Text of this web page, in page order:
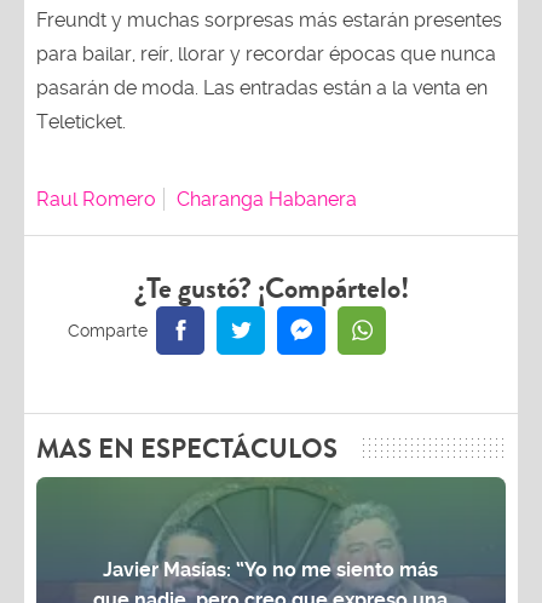
Freundt y muchas sorpresas más estarán presentes
para bailar, reír, llorar y recordar épocas que nunca
pasarán de moda. Las entradas están a la venta en
Teleticket.
Raul Romero Charanga Habanera
¿Te gustó? ¡Compártelo!
MAS EN ESPECTÁCULOS
Javier Masías: “Yo no me siento más